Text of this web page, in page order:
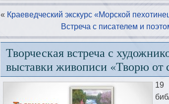
« Краеведческий экскурс «Морской
Встреча с писателем и
Творческая встреча с
выставки живописи «Творю от
19